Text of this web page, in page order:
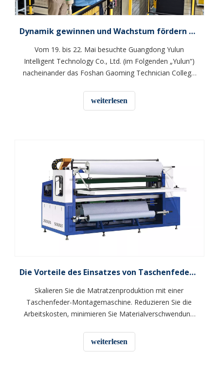
Dynamik gewinnen und Wachstum fördern | Unser Unternehmen besucht zwei führende Universitäten in Foshan, um gemeinsam eine neue Hochebene für die Talentförderung zu errichten
Vom 19. bis 22. Mai besuchte Guangdong Yulun
Intelligent Technology Co., Ltd. (im Folgenden „Yulun“)
nacheinander das Foshan Gaoming Technician College
einen intensiven Austausch über die Vertiefung der
Zusammenarbeit zwischen Universitäten und
weiterlesen
Die Vorteile des Einsatzes von Taschenfederkernmaschinen bei der Matratzenproduktion
Skalieren Sie die Matratzenproduktion mit einer
Taschenfeder-Montagemaschine. Reduzieren Sie die
Arbeitskosten, minimieren Sie Materialverschwendung
Gewinn.
weiterlesen